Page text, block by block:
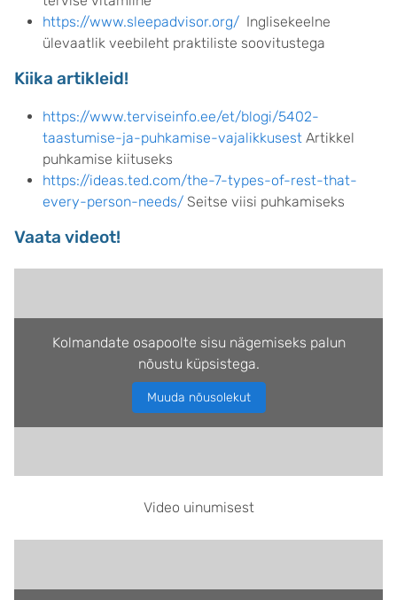
https://www.sleepadvisor.org/ Inglisekeelne
ülevaatlik veebileht praktiliste soovitustega
Kiika artikleid!
https://www.terviseinfo.ee/et/blogi/5402-
taastumise-ja-puhkamise-vajalikkusest Artikkel
puhkamise kiituseks
https://ideas.ted.com/the-7-types-of-rest-that-
every-person-needs/ Seitse viisi puhkamiseks
Vaata videot!
Kolmandate osapoolte sisu nägemiseks palun
nõustu küpsistega.
Muuda nõusolekut
Video uinumisest